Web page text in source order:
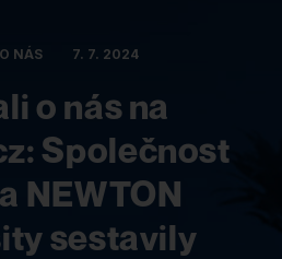
NÁS 7. 7. 2024
o nás na
Společnost
NEWTON
sestavily